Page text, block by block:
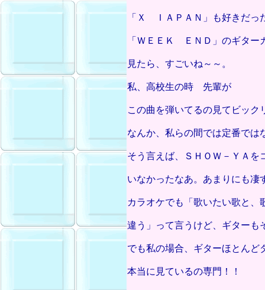
「Ｘ ＩＡＰＡＮ」も好きだっ
「ＷＥＥＫ ＥＮＤ」のギター
見たら、すごいね～～。
私、高校生の時 先輩が
この曲を弾いてるの見てビック
なんか、私らの間では定番では
そう言えば、ＳＨＯＷ－ＹＡを
いなかったなあ。あまりにも凄
カラオケでも「歌いたい歌と、
違う」って言うけど、ギターも
でも私の場合、ギターほとんど
本当に見ているの専門！！